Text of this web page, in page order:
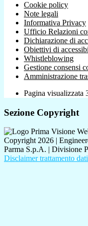
Cookie policy
Note legali
Informativa Privacy
Ufficio Relazioni
Dichiarazione di
Obiettivi di
Whistleblowing
Gestione consensi
Amministrazione
Pagina visualizzata
Sezione Copyright
Copyright 2026 |
Parma S.p.A. | Divisione
Disclaimer trattamento